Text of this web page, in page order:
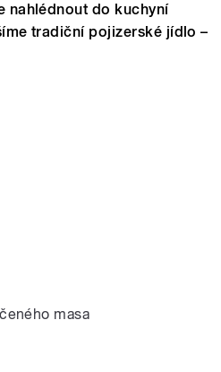
nahlédnout do kuchyní
tradiční pojizerské jídlo –
masa